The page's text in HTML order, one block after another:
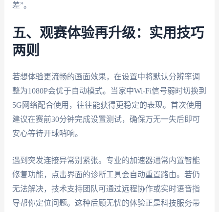
差”。
五、观赛体验再升级：实用技巧
两则
若想体验更流畅的画面效果，在设置中将默认分辨率调
整为1080P会优于自动模式。当家中Wi-Fi信号弱时切换到
5G网络配合使用，往往能获得更稳定的表现。首次使用
建议在赛前30分钟完成设置测试，确保万无一失后即可
安心等待开球哨响。
遇到突发连接异常别紧张。专业的加速器通常内置智能
修复功能，点击界面的诊断工具会自动重置路由。若仍
无法解决，技术支持团队可通过远程协作或实时语音指
导帮你定位问题。这种后顾无忧的体验正是科技服务带